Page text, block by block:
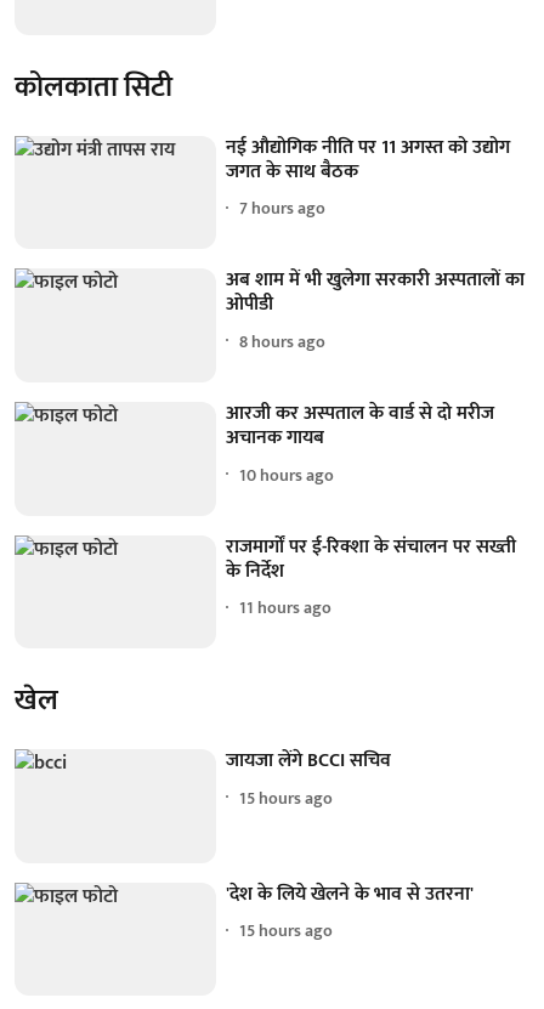
कोलकाता सिटी
नई औद्योगिक नीति पर 11 अगस्त को उद्योग
जगत के साथ बैठक
7 hours ago
अब शाम में भी खुलेगा सरकारी अस्पतालों का
ओपीडी
8 hours ago
आरजी कर अस्पताल के वार्ड से दो मरीज
अचानक गायब
10 hours ago
राजमार्गों पर ई-रिक्शा के संचालन पर सख्ती
के निर्देश
11 hours ago
खेल
जायजा लेंगे BCCI सचिव
15 hours ago
'देश के लिये खेलने के भाव से उतरना'
15 hours ago